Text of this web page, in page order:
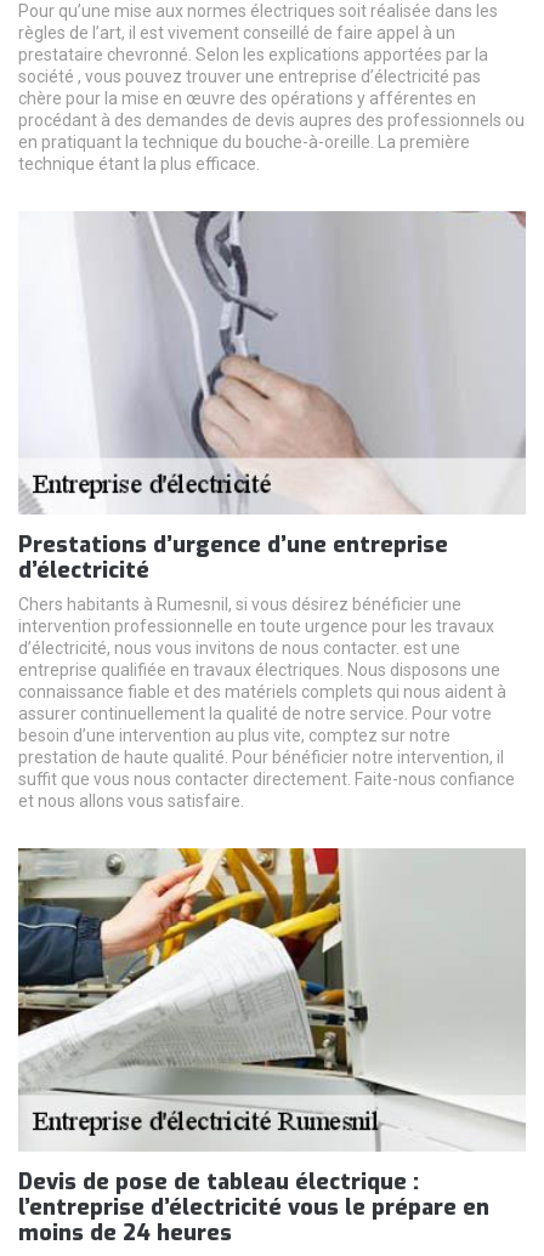
Pour qu’une mise aux normes électriques soit réalisée dans les
règles de l’art, il est vivement conseillé de faire appel à un
prestataire chevronné. Selon les explications apportées par la
société , vous pouvez trouver une entreprise d’électricité pas
chère pour la mise en œuvre des opérations y afférentes en
procédant à des demandes de devis aupres des professionnels ou
en pratiquant la technique du bouche-à-oreille. La première
technique étant la plus efficace.
Prestations d’urgence d’une entreprise
d’électricité
Chers habitants à Rumesnil, si vous désirez bénéficier une
intervention professionnelle en toute urgence pour les travaux
d’électricité, nous vous invitons de nous contacter. est une
entreprise qualifiée en travaux électriques. Nous disposons une
connaissance fiable et des matériels complets qui nous aident à
assurer continuellement la qualité de notre service. Pour votre
besoin d’une intervention au plus vite, comptez sur notre
prestation de haute qualité. Pour bénéficier notre intervention, il
suffit que vous nous contacter directement. Faite-nous confiance
et nous allons vous satisfaire.
Devis de pose de tableau électrique :
l’entreprise d’électricité vous le prépare en
moins de 24 heures